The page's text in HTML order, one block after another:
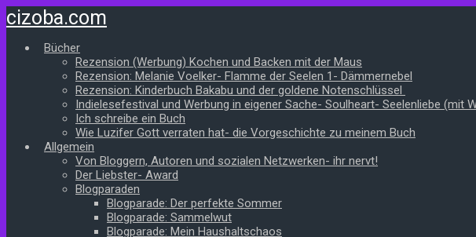
Zum
Hauptinhalt
springen
cizoba.com
Bücher
Rezension (Werbung) Kochen und Backen mit der Maus
Rezension: Melanie Voelker- Flamme der Seelen 1- Dämmernebel
Rezension: Kinderbuch Bakabu und der goldene Notenschlüssel
Indielesefestival und Werbung in eigener Sache- Soulheart- Seelenliebe (mit
Ich schreibe ein Buch
Wie Luzifer Gott verraten hat- die Vorgeschichte zu meinem Buch
Allgemein
Von Bloggern, Autoren und sozialen Netzwerken- ihr nervt!
Der Liebster- Award
Blogparaden
Blogparade: Der perfekte Sommer
Blogparade: Sammelwut
Blogparade: Mein Haushaltschaos